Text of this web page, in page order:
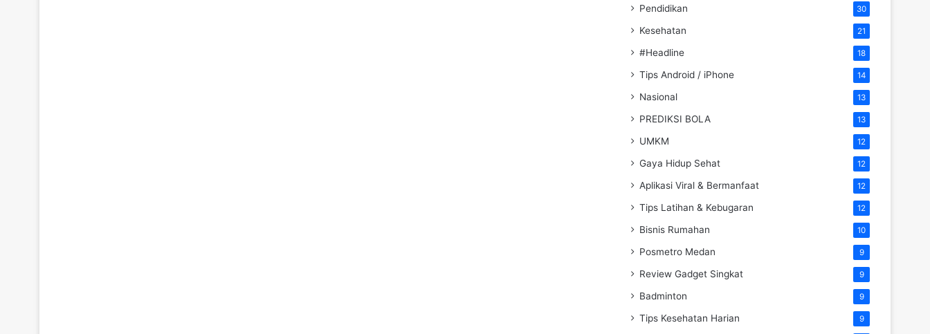
Pendidikan 30
Kesehatan 21
#Headline 18
Tips Android / iPhone 14
Nasional 13
PREDIKSI BOLA 13
UMKM 12
Gaya Hidup Sehat 12
Aplikasi Viral & Bermanfaat 12
Tips Latihan & Kebugaran 12
Bisnis Rumahan 10
Posmetro Medan 9
Review Gadget Singkat 9
Badminton 9
Tips Kesehatan Harian 9